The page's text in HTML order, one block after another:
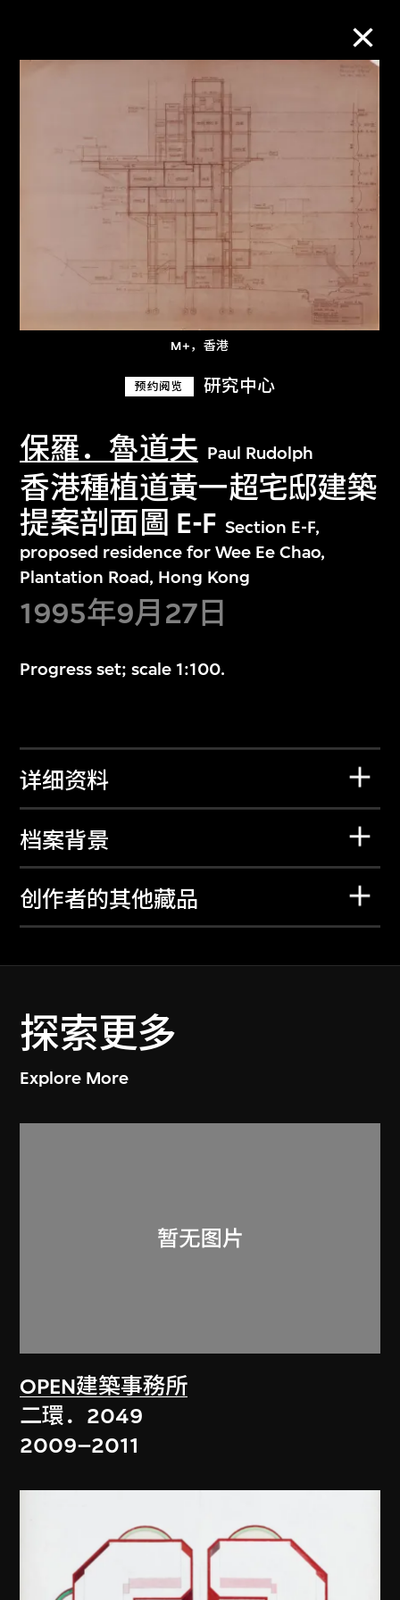
M+，香港
预约阅览 研究中心
保羅．魯道夫 Paul Rudolph
香港種植道黃一超宅邸建築
提案剖面圖 E-F Section E-F,
proposed residence for Wee Ee Chao,
Plantation Road, Hong Kong
1995年9月27日
Progress set; scale 1:100.
详细资料
档案背景
创作者的其他藏品
探索更多
Explore More
OPEN建築事務所
二環．2049
2009–2011
M+藏品
进一步筛选 搜索
关于M+藏品
探索世界顶级的二十及二十一世纪视觉